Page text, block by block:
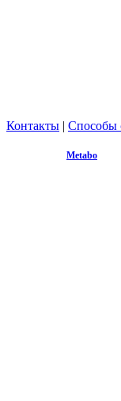
Контакты | Способы
Metabo